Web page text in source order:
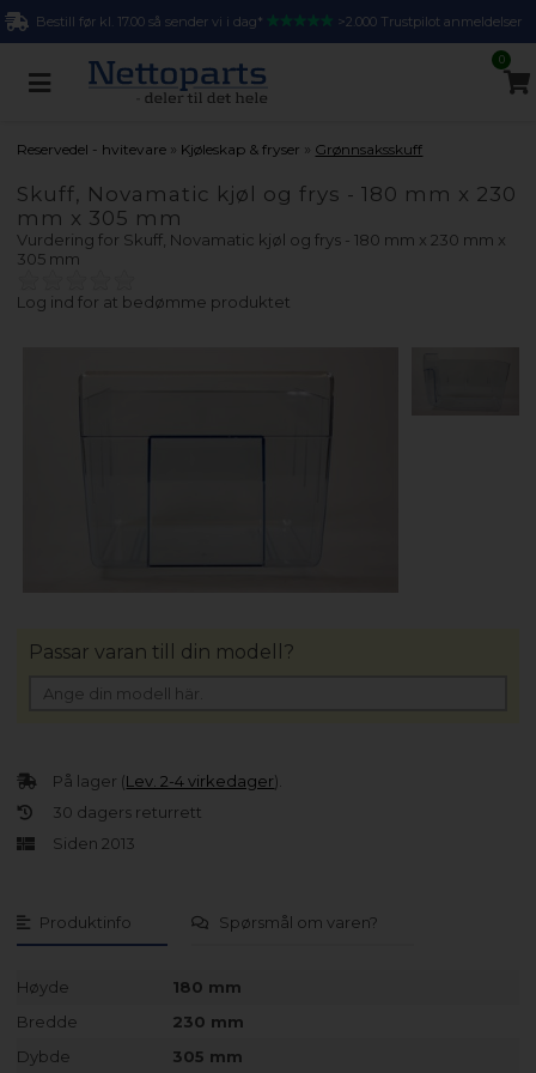
Bestill før kl. 17.00 så sender vi i dag* >2.000 Trustpilot anmeldelser
0
Reservedel - hvitevare » Kjøleskap & fryser » Grønnsaksskuff
Skuff, Novamatic kjøl og frys - 180 mm x 230
mm x 305 mm
Vurdering for Skuff, Novamatic kjøl og frys - 180 mm x 230 mm x
305 mm
Log ind for at bedømme produktet
Produktinfo Spørsmål om varen?
Høyde
180 mm
Bredde
230 mm
Dybde
305 mm
På lager (Lev. 2-4 virkedager).
30 dagers returrett
Siden 2013
Passar varan till din modell?